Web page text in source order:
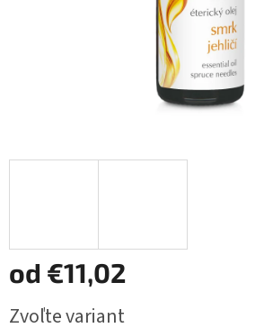
od €11,02
cena:
Zvoľte variant